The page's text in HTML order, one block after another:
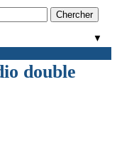
▼
double